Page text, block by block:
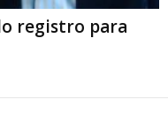
registro para